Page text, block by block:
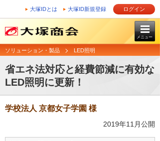
大塚IDとは 大塚ID新規登録 ログイン
メニュー
ソリューション・製品 LED照明
省エネ法対応と経費節減に有効な
LED照明に更新！
学校法人 京都女子学園 様
2019年11月公開